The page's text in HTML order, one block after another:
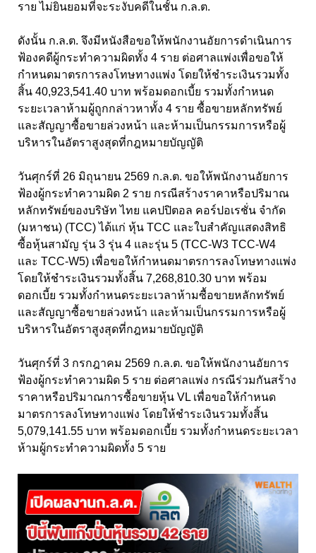
ราย ไม่ยินยอมที่จะระงับคดีในชั้น ก.ล.ต.
ดังนั้น ก.ล.ต. จึงมีหนังสือขอให้พนักงานอัยการดำเนินการ
ฟ้องคดีผู้กระทำความผิดทั้ง 4 ราย ต่อศาลแพ่งเพื่อขอให้
กำหนดมาตรการลงโทษทางแพ่ง โดยให้ชำระเงินรวมทั้ง
สิ้น 40,923,541.40 บาท พร้อมดอกเบี้ย รวมทั้งกำหนด
ระยะเวลาห้ามผู้ถูกกล่าวหาทั้ง 4 ราย ซื้อขายหลักทรัพย์
และสัญญาซื้อขายล่วงหน้า และห้ามเป็นกรรมการหรือผู้
บริหารในอัตราสูงสุดที่กฎหมายบัญญัติ
วันศุกร์ที่ 26 มิถุนายน 2569 ก.ล.ต. ขอให้พนักงานอัยการ
ฟ้องผู้กระทำความผิด 2 ราย กรณีสร้างราคาหรือปริมาณ
หลักทรัพย์ของบริษัท ไทย แคปปิตอล คอร์ปอเรชั่น จำกัด
(มหาชน) (TCC) ได้แก่ หุ้น TCC และใบสำคัญแสดงสิทธิ
ซื้อหุ้นสามัญ รุ่น 3 รุ่น 4 และรุ่น 5 (TCC-W3 TCC-W4
และ TCC-W5) เพื่อขอให้กำหนดมาตรการลงโทษทางแพ่ง
โดยให้ชำระเงินรวมทั้งสิ้น 7,268,810.30 บาท พร้อม
ดอกเบี้ย รวมทั้งกำหนดระยะเวลาห้ามซื้อขายหลักทรัพย์
และสัญญาซื้อขายล่วงหน้า และห้ามเป็นกรรมการหรือผู้
บริหารในอัตราสูงสุดที่กฎหมายบัญญัติ
วันศุกร์ที่ 3 กรกฎาคม 2569 ก.ล.ต. ขอให้พนักงานอัยการ
ฟ้องผู้กระทำความผิด 5 ราย ต่อศาลแพ่ง กรณีร่วมกันสร้าง
ราคาหรือปริมาณการซื้อขายหุ้น VL เพื่อขอให้กำหนด
มาตรการลงโทษทางแพ่ง โดยให้ชำระเงินรวมทั้งสิ้น
5,079,141.55 บาท พร้อมดอกเบี้ย รวมทั้งกำหนดระยะเวลา
ห้ามผู้กระทำความผิดทั้ง 5 ราย